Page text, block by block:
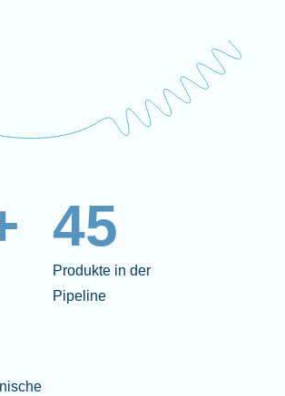
45
Produkte in der
Pipeline